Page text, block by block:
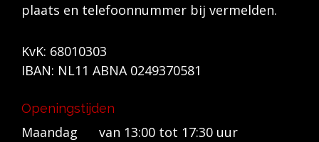
plaats en telefoonnummer bij vermelden.
KvK: 68010303
IBAN: NL11 ABNA 0249370581
Openingstijden
Maandag van 13:00 tot 17:30 uur